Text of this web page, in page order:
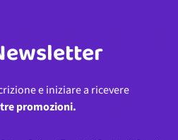
e iniziare a ricevere
promozioni.